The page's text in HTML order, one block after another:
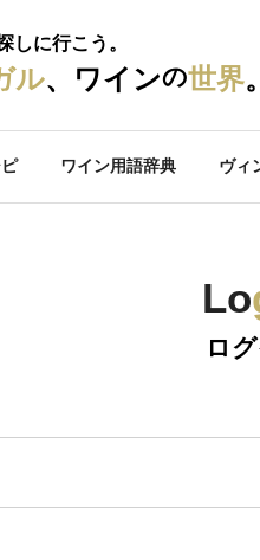
しに行こう。
ル、ワインの世界。
ワイン用語辞典 ヴィ
Lo
ロ